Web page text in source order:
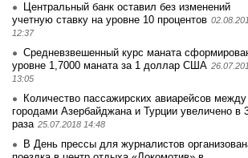
Центральный банк оставил без изменений
учетную ставку на уровне 10 процентов
12:37
Средневзвешенный курс маната
уровне 1,7000 маната за 1 доллар США
13:05
Количество пассажирских авиарейсов между
городами Азербайджана и Турции увеличено в
раза 25.07.2018 14:48
В День прессы для журналистов